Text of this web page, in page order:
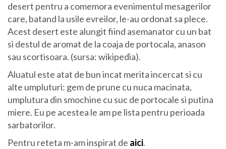
desert pentru a comemora evenimentul mesagerilor
care, batand la usile evreilor, le-au ordonat sa plece.
Acest desert este alungit fiind asemanator cu un bat
si destul de aromat de la coaja de portocala, anason
sau scortisoara. (sursa: wikipedia).
Aluatul este atat de bun incat merita incercat si cu
alte umpluturi: gem de prune cu nuca macinata,
umplutura din smochine cu suc de portocale si putina
miere. Eu pe acestea le am pe lista pentru perioada
sarbatorilor.
Pentru reteta m-am inspirat de aici.